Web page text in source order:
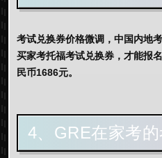
考试兑换券价格微调，中国内地
买家考托福考试兑换券，才能报
民币1686元。
4、GRE在家考